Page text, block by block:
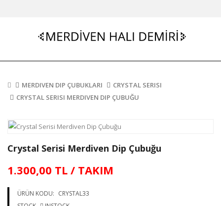
MERDIVEN DIP ÇUBUKLARI
CRYSTAL SERISI
CRYSTAL SERISI MERDIVEN DIP ÇUBUĞU
Crystal Serisi Merdiven Dip Çubuğu
1.300,00 TL / TAKIM
ÜRÜN KODU: CRYSTAL33